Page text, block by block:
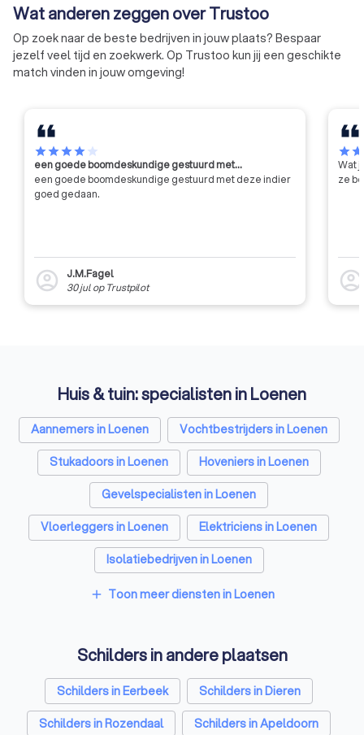
bij jou in de buurt.
Wat anderen zeggen over Trustoo
Op zoek naar de beste bedrijven in jouw plaats? Bespaar
jezelf veel tijd en zoekwerk. Op Trustoo kun jij een geschikte
match vinden in jouw omgeving!
starstarstarstarstar
een goede boomdeskundige gestuurd met…
een goede boomdeskundige gestuurd met deze indier
goed gedaan.
account_circle
J.M.Fagel
30 julop Trustpilot
starstar
Wat
ze
account_circle
Huis & tuin: specialisten in Loenen
Aannemers in Loenen
Vochtbestrijders in Loenen
Stukadoors in Loenen
Hoveniers in Loenen
Gevelspecialisten in Loenen
Vloerleggers in Loenen
Elektriciens in Loenen
Isolatiebedrijven in Loenen
Ongediertebestrijders in Loenen
Zonwering specialisten in Loenen
Badkamer installateurs in Loenen
Traprenovatie bedrijven in Loenen
add Toon meer diensten in Loenen
Schilders in andere plaatsen
Schilders in Eerbeek
Schilders in Dieren
Schilders in Rozendaal
Schilders in Apeldoorn